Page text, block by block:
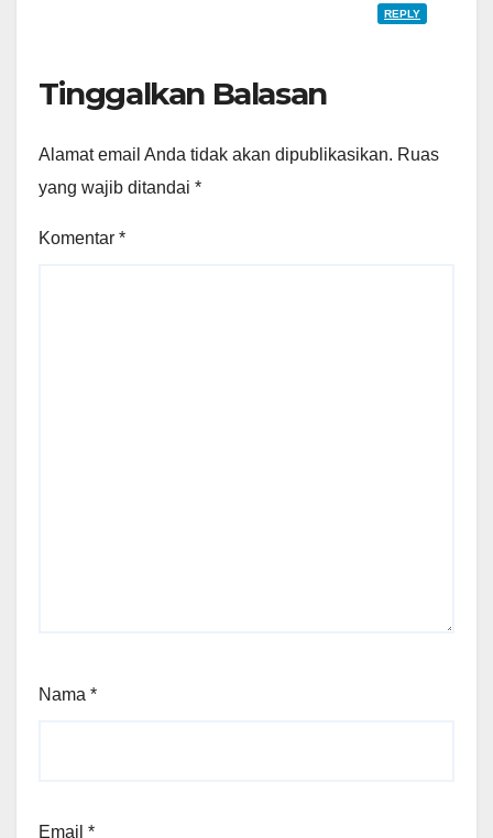
REPLY
Tinggalkan Balasan
Alamat email Anda tidak akan dipublikasikan. Ruas
yang wajib ditandai *
Komentar *
Nama *
Email *